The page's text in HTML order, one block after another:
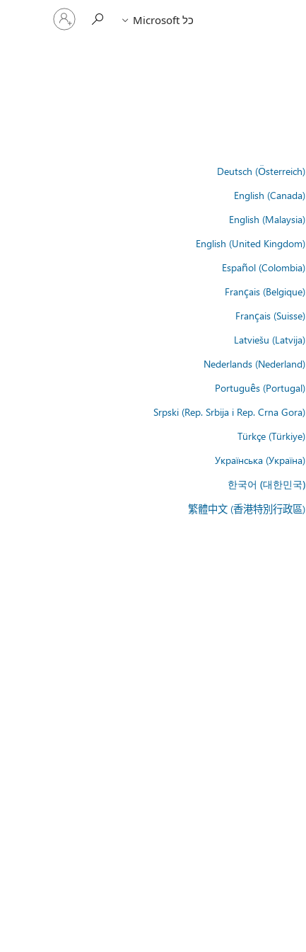
כל Microsoft
היכנס
לחשבון
שלך
Deutsch (Österreich)
English (Canada)
English (Malaysia)
English (United Kingdom)
Español (Colombia)
Français (Belgique)
Français (Suisse)
Latviešu (Latvija)
Nederlands (Nederland)
Português (Portugal)
Srpski (Rep. Srbija i Rep. Crna Gora)
Türkçe (Türkiye)
Українська (Україна)
한국어 (대한민국)
繁體中文 (香港特別行政區)